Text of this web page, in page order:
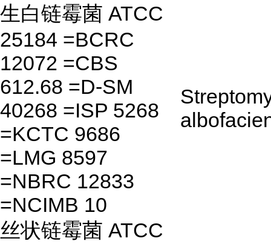
生白链霉菌 ATCC
25184 =BCRC
12072 =CBS
612.68 =D-SM
40268 =ISP 5268
=KCTC 9686
=LMG 8597
=NBRC 12833
=NCIMB 10
丝状链霉菌 ATCC